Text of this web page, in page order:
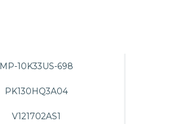
MP-10K33US-698
PK130HQ3A04
V121702AS1